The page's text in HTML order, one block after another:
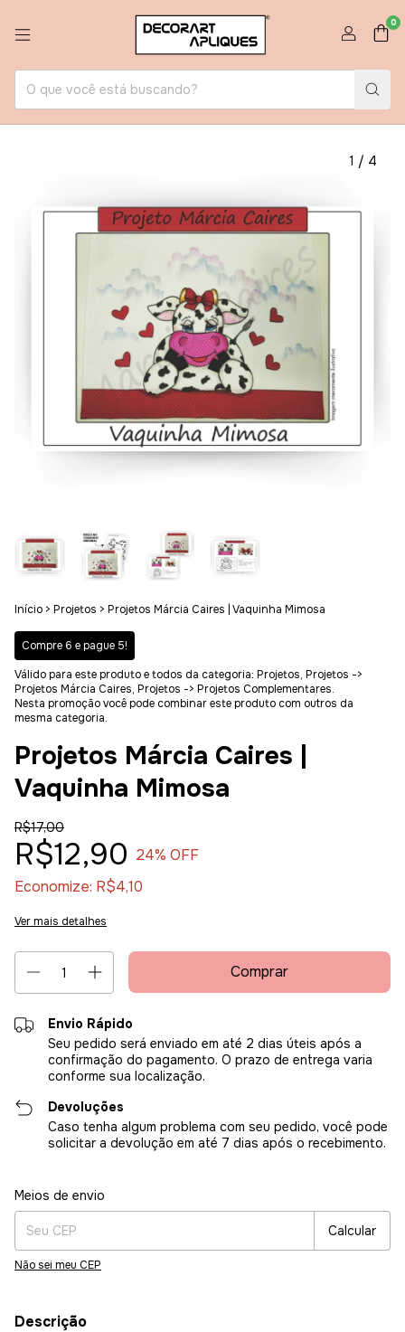
0
1 / 4
Início > Projetos > Projetos Márcia Caires | Vaquinha Mimosa
Compre 6 e pague 5!
Válido para este produto e todos da categoria: Projetos, Projetos ->
Projetos Márcia Caires, Projetos -> Projetos Complementares.
Nesta promoção você pode combinar este produto com outros da
mesma categoria.
Projetos Márcia Caires |
Vaquinha Mimosa
R$17,00
R$12,90 24% OFF
Economize: R$4,10
Ver mais detalhes
Envio Rápido
Seu pedido será enviado em até 2 dias úteis após a
confirmação do pagamento. O prazo de entrega varia
conforme sua localização.
Devoluções
Caso tenha algum problema com seu pedido, você pode
solicitar a devolução em até 7 dias após o recebimento.
Entregas para o CEP:
Meios de envio
Calcular
Não sei meu CEP
Descrição